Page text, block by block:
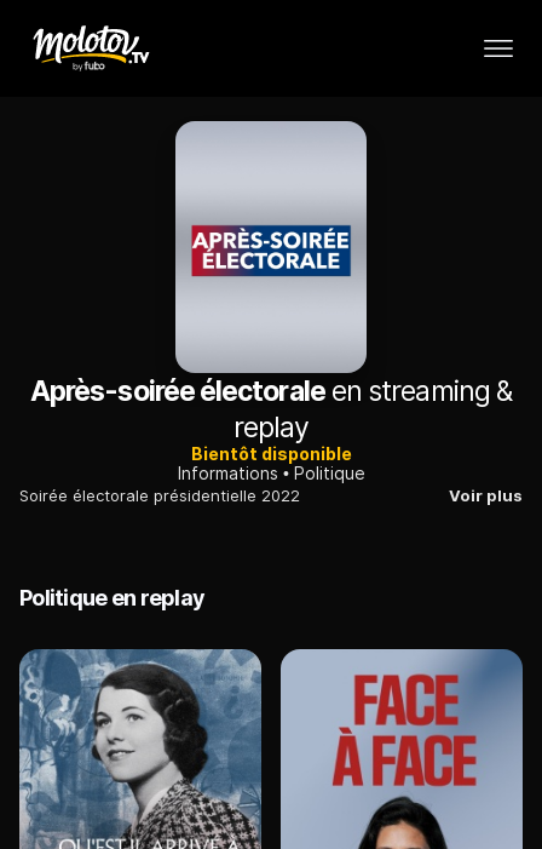
Après-soirée électoraleen streaming &
replay
Bientôt disponible
Informations
Politique
Soirée électorale présidentielle 2022 Voir plus
Politique en replay